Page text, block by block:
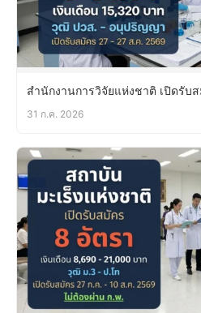
สำนักงานการวิจัยแห่งชาติ เปิดรับ
31 ก.ค. 2026